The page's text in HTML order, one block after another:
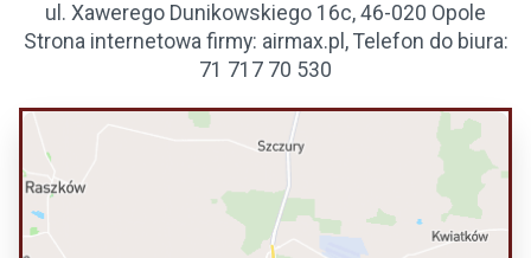
ul. Xawerego Dunikowskiego 16c, 46-020 Opole
Strona internetowa firmy: airmax.pl, Telefon do biura:
71 717 70 530